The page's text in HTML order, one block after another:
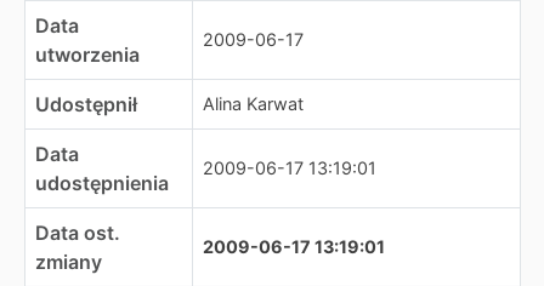
Data
utworzenia
2009-06-17
Udostępnił Alina Karwat
Data
udostępnienia
2009-06-17 13:19:01
Data ost.
zmiany
2009-06-17 13:19:01